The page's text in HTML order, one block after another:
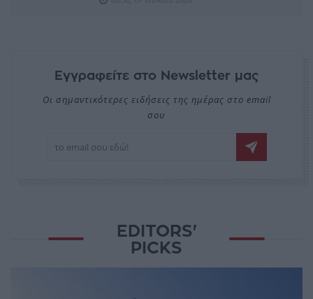
Εγγραφείτε στο Newsletter μας
Οι σημαντικότερες ειδήσεις της ημέρας στο email
σου
EDITORS'
PICKS